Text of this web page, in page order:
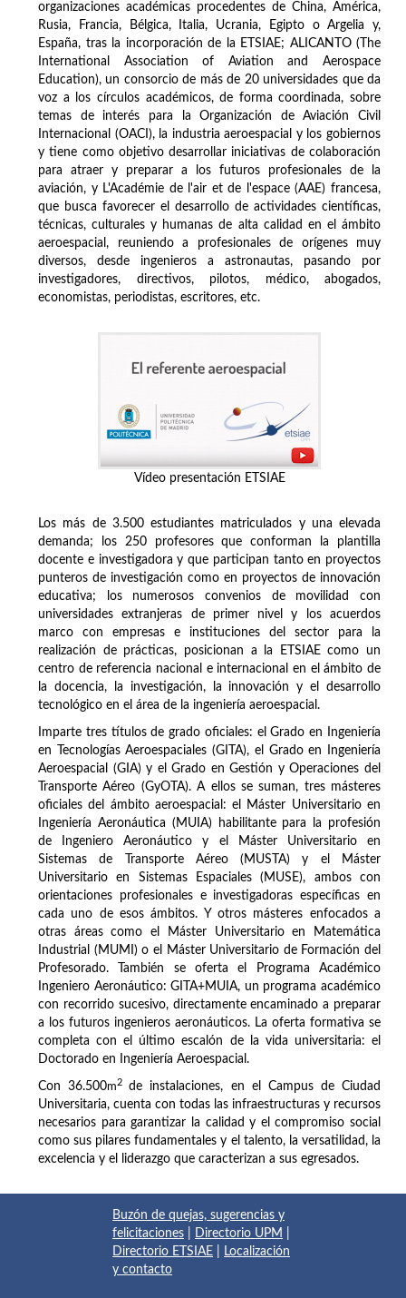
organizaciones académicas procedentes de China, América,
Rusia, Francia, Bélgica, Italia, Ucrania, Egipto o Argelia y,
España, tras la incorporación de la ETSIAE; ALICANTO (The
International Association of Aviation and Aerospace
Education), un consorcio de más de 20 universidades que da
voz a los círculos académicos, de forma coordinada, sobre
temas de interés para la Organización de Aviación Civil
Internacional (OACI), la industria aeroespacial y los gobiernos
y tiene como objetivo desarrollar iniciativas de colaboración
para atraer y preparar a los futuros profesionales de la
aviación, y L'Académie de l'air et de l'espace (AAE) francesa,
que busca favorecer el desarrollo de actividades científicas,
técnicas, culturales y humanas de alta calidad en el ámbito
aeroespacial, reuniendo a profesionales de orígenes muy
diversos, desde ingenieros a astronautas, pasando por
investigadores, directivos, pilotos, médico, abogados,
economistas, periodistas, escritores, etc.
Vídeo presentación ETSIAE
Los más de 3.500 estudiantes matriculados y una elevada
demanda; los 250 profesores que conforman la plantilla
docente e investigadora y que participan tanto en proyectos
punteros de investigación como en proyectos de innovación
educativa; los numerosos convenios de movilidad con
universidades extranjeras de primer nivel y los acuerdos
marco con empresas e instituciones del sector para la
realización de prácticas, posicionan a la ETSIAE como un
centro de referencia nacional e internacional en el ámbito de
la docencia, la investigación, la innovación y el desarrollo
tecnológico en el área de la ingeniería aeroespacial.
Imparte tres títulos de grado oficiales: el Grado en Ingeniería
en Tecnologías Aeroespaciales (GITA), el Grado en Ingeniería
Aeroespacial (GIA) y el Grado en Gestión y Operaciones del
Transporte Aéreo (GyOTA). A ellos se suman, tres másteres
oficiales del ámbito aeroespacial: el Máster Universitario en
Ingeniería Aeronáutica (MUIA) habilitante para la profesión
de Ingeniero Aeronáutico y el Máster Universitario en
Sistemas de Transporte Aéreo (MUSTA) y el Máster
Universitario en Sistemas Espaciales (MUSE), ambos con
orientaciones profesionales e investigadoras específicas en
cada uno de esos ámbitos. Y otros másteres enfocados a
otras áreas como el Máster Universitario en Matemática
Industrial (MUMI) o el Máster Universitario de Formación del
Profesorado. También se oferta el Programa Académico
Ingeniero Aeronáutico: GITA+MUIA, un programa académico
con recorrido sucesivo, directamente encaminado a preparar
a los futuros ingenieros aeronáuticos. La oferta formativa se
completa con el último escalón de la vida universitaria: el
Doctorado en Ingeniería Aeroespacial.
Con 36.500m2
de instalaciones, en el Campus de Ciudad
Universitaria, cuenta con todas las infraestructuras y recursos
necesarios para garantizar la calidad y el compromiso social
como sus pilares fundamentales y el talento, la versatilidad, la
excelencia y el liderazgo que caracterizan a sus egresados.
Buzón de quejas, sugerencias y
felicitaciones
Directorio UPM
Directorio ETSIAE
Localización
y contacto